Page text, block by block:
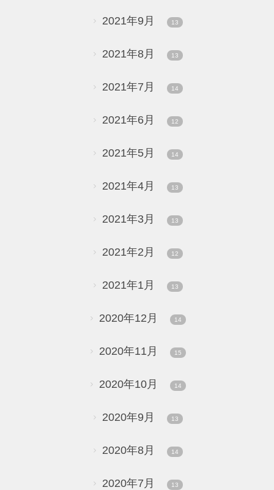
2021年9月 13
2021年8月 13
2021年7月 14
2021年6月 12
2021年5月 14
2021年4月 13
2021年3月 13
2021年2月 12
2021年1月 13
2020年12月 14
2020年11月 15
2020年10月 14
2020年9月 13
2020年8月 14
2020年7月 13